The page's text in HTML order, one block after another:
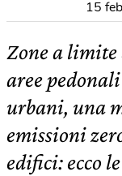
15
Zone a
aree
urbani, una
emissioni
edifici: ecco